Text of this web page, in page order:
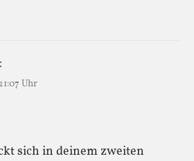
Uhr
sich in deinem zweiten